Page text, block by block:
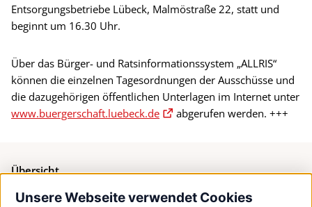
Unsere Webseite verwendet Cookies
Entsorgungsbetriebe Lübeck, Malmöstraße 22, statt und
beginnt um 16.30 Uhr.
Über das Bürger- und Ratsinformationssystem „ALLRIS“
können die einzelnen Tagesordnungen der Ausschüsse und
die dazugehörigen öffentlichen Unterlagen im Internet unter
www.buergerschaft.luebeck.de
abgerufen werden. +++
Übersicht
Bürgerservice